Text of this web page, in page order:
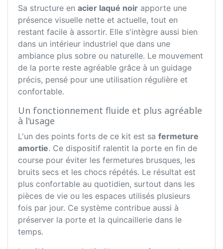
Sa structure en acier laqué noir apporte une
présence visuelle nette et actuelle, tout en
restant facile à assortir. Elle s'intègre aussi bien
dans un intérieur industriel que dans une
ambiance plus sobre ou naturelle. Le mouvement
de la porte reste agréable grâce à un guidage
précis, pensé pour une utilisation régulière et
confortable.
Un fonctionnement fluide et plus agréable
à l'usage
L'un des points forts de ce kit est sa fermeture
amortie. Ce dispositif ralentit la porte en fin de
course pour éviter les fermetures brusques, les
bruits secs et les chocs répétés. Le résultat est
plus confortable au quotidien, surtout dans les
pièces de vie ou les espaces utilisés plusieurs
fois par jour. Ce système contribue aussi à
préserver la porte et la quincaillerie dans le
temps.